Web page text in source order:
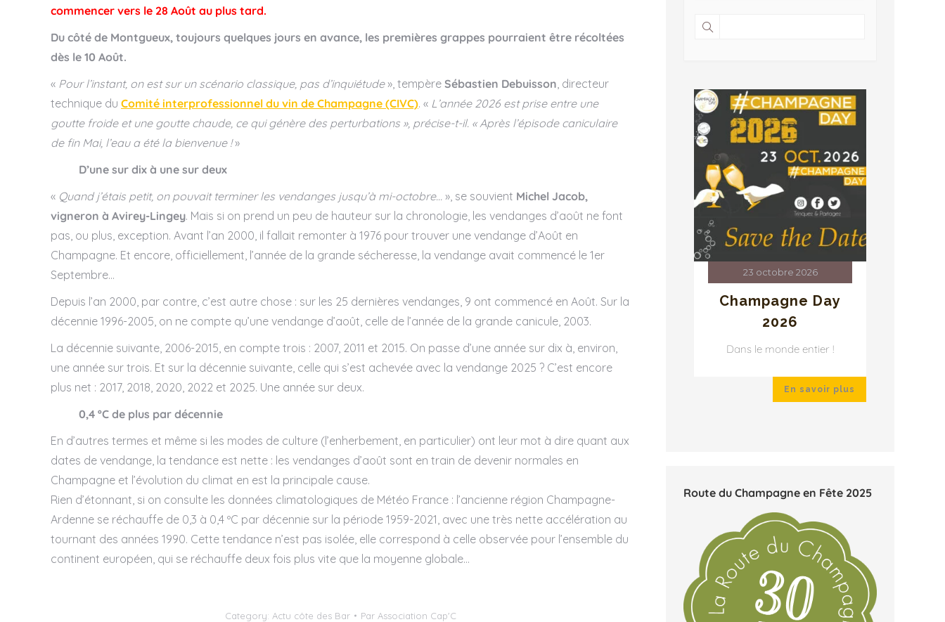
commencer vers le 28 Août au plus tard.
Du côté de Montgueux, toujours quelques jours en avance, les premières grappes pourraient être récoltées
dès le 10 Août.
« Pour l’instant, on est sur un scénario classique, pas d’inquiétude», tempère Sébastien Debuisson , directeur
technique du Comité interprofessionnel du vin de Champagne (CIVC). « L’année 2026 est prise entre une
goutte froide et une goutte chaude, ce qui génère des perturbations », précise-t-il. « Après l’épisode caniculaire
de fin Mai, l’eau a été la bienvenue !»
D’une sur dix à une sur deux
« Quand j’étais petit, on pouvait terminer les vendanges jusqu’à mi-octobre… », se souvient Michel Jacob,
vigneron à Avirey-Lingey. Mais si on prend un peu de hauteur sur la chronologie, les vendanges d’août ne font
pas, ou plus, exception. Avant l’an 2000, il fallait remonter à 1976 pour trouver une vendange d’Août en
Champagne. Et encore, officiellement, l’année de la grande sécheresse, la vendange avait commencé le 1er
Septembre…
Depuis l’an 2000, par contre, c’est autre chose : sur les 25 dernières vendanges, 9 ont commencé en Août. Sur la
décennie 1996-2005, on ne compte qu’une vendange d’août, celle de l’année de la grande canicule, 2003.
La décennie suivante, 2006-2015, en compte trois : 2007, 2011 et 2015. On passe d’une année sur dix à, environ,
une année sur trois. Et sur la décennie suivante, celle qui s’est achevée avec la vendange 2025 ? C’est encore
plus net : 2017, 2018, 2020, 2022 et 2025. Une année sur deux.
0,4 ºC de plus par décennie
En d’autres termes et même si les modes de culture (l’enherbement, en particulier) ont leur mot à dire quant aux
dates de vendange, la tendance est nette : les vendanges d’août sont en train de devenir normales en
Champagne et l’évolution du climat en est la principale cause.
Rien d’étonnant, si on consulte les données climatologiques de Météo France : l’ancienne région Champagne-
Ardenne se réchauffe de 0,3 à 0,4 ºC par décennie sur la période 1959-2021, avec une très nette accélération au
tournant des années 1990. Cette tendance n’est pas isolée, elle correspond à celle observée pour l’ensemble du
continent européen, qui se réchauffe deux fois plus vite que la moyenne globale…
Category: Actu côte des Bar Par Association Cap'C
Champagne Day
2026
Dans le monde entier !
Champagne Day
2026
Dans le monde entier !
23 octobre 2026
Champagne Day
2026
Dans le monde entier !
En savoir plus
Route du Champagne en Fête 2025